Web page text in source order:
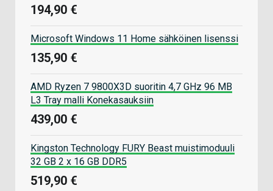
194,90 €
Microsoft Windows 11 Home sähköinen lisenssi
135,90 €
AMD Ryzen 7 9800X3D suoritin 4,7 GHz 96 MB
L3 Tray malli Konekasauksiin
439,00 €
Kingston Technology FURY Beast muistimoduuli
32 GB 2 x 16 GB DDR5
519,90 €